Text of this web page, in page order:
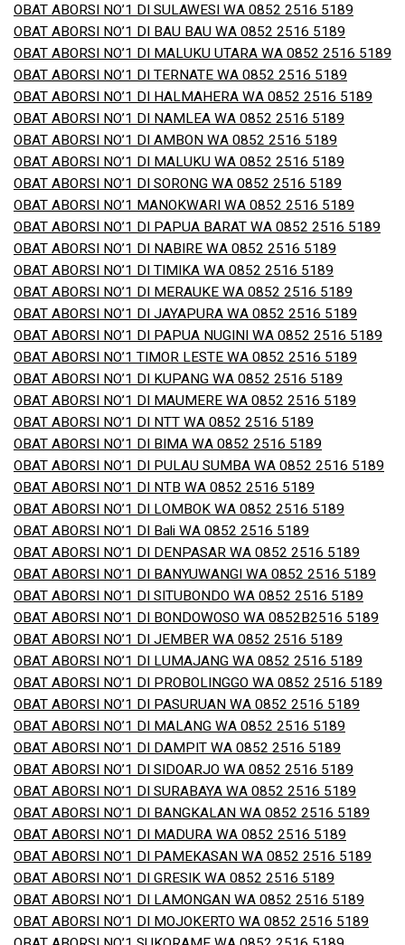
OBAT ABORSI NO’1 DI SULAWESI WA 0852 2516 5189
OBAT ABORSI NO’1 DI BAU BAU WA 0852 2516 5189
OBAT ABORSI NO’1 DI MALUKU UTARA WA 0852 2516 5189
OBAT ABORSI NO’1 DI TERNATE WA 0852 2516 5189
OBAT ABORSI NO’1 DI HALMAHERA WA 0852 2516 5189
OBAT ABORSI NO’1 DI NAMLEA WA 0852 2516 5189
OBAT ABORSI NO’1 DI AMBON WA 0852 2516 5189
OBAT ABORSI NO’1 DI MALUKU WA 0852 2516 5189
OBAT ABORSI NO’1 DI SORONG WA 0852 2516 5189
OBAT ABORSI NO’1 MANOKWARI WA 0852 2516 5189
OBAT ABORSI NO’1 DI PAPUA BARAT WA 0852 2516 5189
OBAT ABORSI NO’1 DI NABIRE WA 0852 2516 5189
OBAT ABORSI NO’1 DI TIMIKA WA 0852 2516 5189
OBAT ABORSI NO’1 DI MERAUKE WA 0852 2516 5189
OBAT ABORSI NO’1 DI JAYAPURA WA 0852 2516 5189
OBAT ABORSI NO’1 DI PAPUA NUGINI WA 0852 2516 5189
OBAT ABORSI NO’1 TIMOR LESTE WA 0852 2516 5189
OBAT ABORSI NO’1 DI KUPANG WA 0852 2516 5189
OBAT ABORSI NO’1 DI MAUMERE WA 0852 2516 5189
OBAT ABORSI NO’1 DI NTT WA 0852 2516 5189
OBAT ABORSI NO’1 DI BIMA WA 0852 2516 5189
OBAT ABORSI NO’1 DI PULAU SUMBA WA 0852 2516 5189
OBAT ABORSI NO’1 DI NTB WA 0852 2516 5189
OBAT ABORSI NO’1 DI LOMBOK WA 0852 2516 5189
OBAT ABORSI NO’1 DI Bali WA 0852 2516 5189
OBAT ABORSI NO’1 DI DENPASAR WA 0852 2516 5189
OBAT ABORSI NO’1 DI BANYUWANGI WA 0852 2516 5189
OBAT ABORSI NO’1 DI SITUBONDO WA 0852 2516 5189
OBAT ABORSI NO’1 DI BONDOWOSO WA 0852B2516 5189
OBAT ABORSI NO’1 DI JEMBER WA 0852 2516 5189
OBAT ABORSI NO’1 DI LUMAJANG WA 0852 2516 5189
OBAT ABORSI NO’1 DI PROBOLINGGO WA 0852 2516 5189
OBAT ABORSI NO’1 DI PASURUAN WA 0852 2516 5189
OBAT ABORSI NO’1 DI MALANG WA 0852 2516 5189
OBAT ABORSI NO’1 DI DAMPIT WA 0852 2516 5189
OBAT ABORSI NO’1 DI SIDOARJO WA 0852 2516 5189
OBAT ABORSI NO’1 DI SURABAYA WA 0852 2516 5189
OBAT ABORSI NO’1 DI BANGKALAN WA 0852 2516 5189
OBAT ABORSI NO’1 DI MADURA WA 0852 2516 5189
OBAT ABORSI NO’1 DI PAMEKASAN WA 0852 2516 5189
OBAT ABORSI NO’1 DI GRESIK WA 0852 2516 5189
OBAT ABORSI NO’1 DI LAMONGAN WA 0852 2516 5189
OBAT ABORSI NO’1 DI MOJOKERTO WA 0852 2516 5189